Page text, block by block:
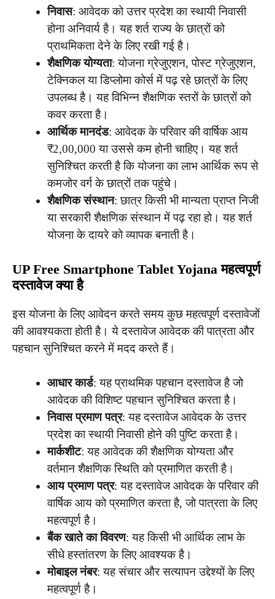
निवास: आवेदक को उत्तर प्रदेश का स्थायी निवासी
होना अनिवार्य है। यह शर्त राज्य के छात्रों को
प्राथमिकता देने के लिए रखी गई है।
शैक्षणिक योग्यता: योजना ग्रेजुएशन, पोस्ट ग्रेजुएशन,
टेक्निकल या डिप्लोमा कोर्स में पढ़ रहे छात्रों के लिए
उपलब्ध है। यह विभिन्न शैक्षणिक स्तरों के छात्रों को
कवर करता है।
आर्थिक मानदंड: आवेदक के परिवार की वार्षिक आय
₹2,00,000 या उससे कम होनी चाहिए। यह शर्त
सुनिश्चित करती है कि योजना का लाभ आर्थिक रूप से
कमजोर वर्ग के छात्रों तक पहुंचे।
शैक्षणिक संस्थान: छात्र किसी भी मान्यता प्राप्त निजी
या सरकारी शैक्षणिक संस्थान में पढ़ रहा हो। यह शर्त
योजना के दायरे को व्यापक बनाती है।
UP Free Smartphone Tablet Yojana महत्वपूर्ण
दस्तावेजक्या है
इस योजना के लिए आवेदन करते समय कुछ महत्वपूर्ण दस्तावेजों
की आवश्यकता होती है। ये दस्तावेज आवेदक की पात्रता और
पहचान सुनिश्चित करने में मदद करते हैं।
आधार कार्ड: यह प्राथमिक पहचान दस्तावेज है जो
आवेदक की विशिष्ट पहचान सुनिश्चित करता है।
निवास प्रमाण पत्र: यह दस्तावेज आवेदक के उत्तर
प्रदेश का स्थायी निवासी होने की पुष्टि करता है।
मार्कशीट: यह आवेदक की शैक्षणिक योग्यता और
वर्तमान शैक्षणिक स्थिति को प्रमाणित करती है।
आय प्रमाण पत्र: यह दस्तावेज आवेदक के परिवार की
वार्षिक आय को प्रमाणित करता है, जो पात्रता के लिए
महत्वपूर्ण है।
बैंक खाते का विवरण: यह किसी भी आर्थिक लाभ के
सीधे हस्तांतरण के लिए आवश्यक है।
मोबाइल नंबर: यह संचार और सत्यापन उद्देश्यों के लिए
महत्वपूर्ण है।